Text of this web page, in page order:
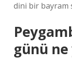
dini bir bayram
günü ne